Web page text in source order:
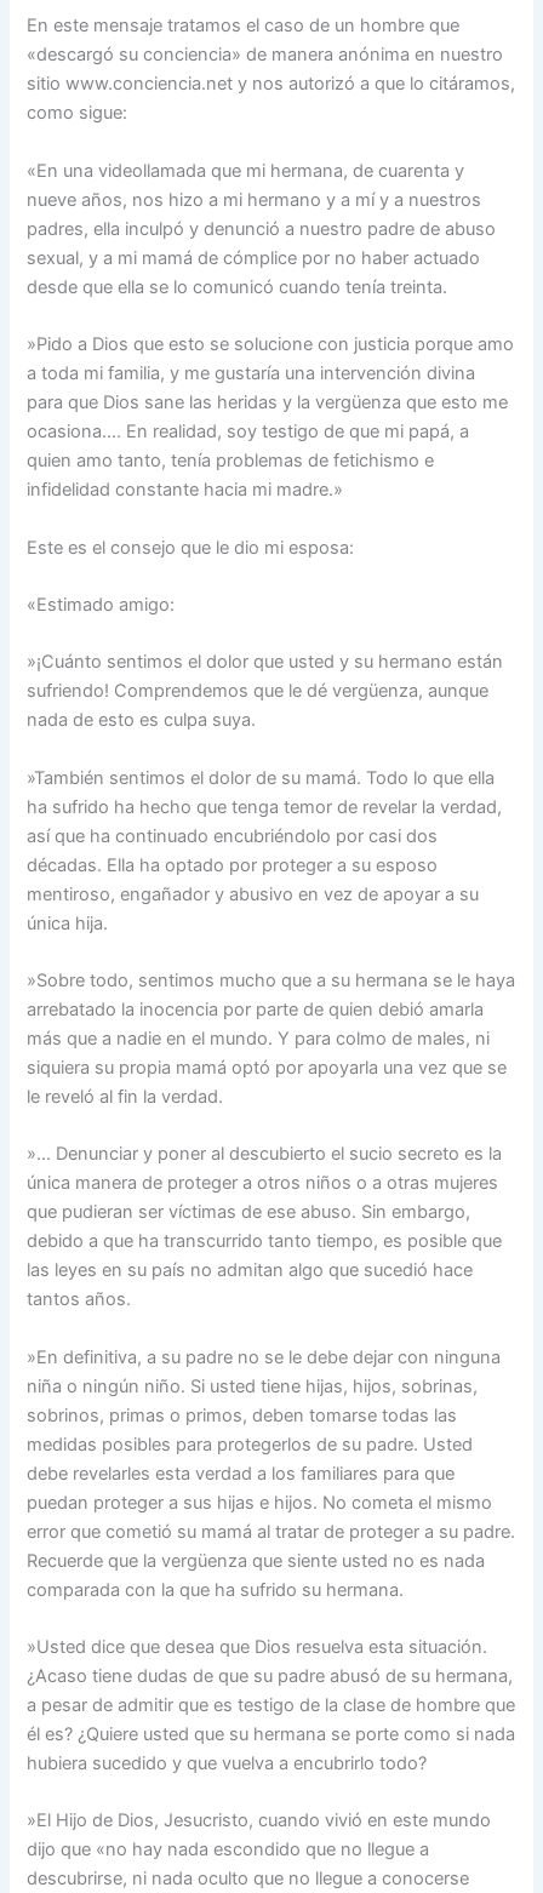
En este mensaje tratamos el caso de un hombre que
«descargó su conciencia» de manera anónima en nuestro
sitio www.conciencia.net y nos autorizó a que lo citáramos,
como sigue:
«En una videollamada que mi hermana, de cuarenta y
nueve años, nos hizo a mi hermano y a mí y a nuestros
padres, ella inculpó y denunció a nuestro padre de abuso
sexual, y a mi mamá de cómplice por no haber actuado
desde que ella se lo comunicó cuando tenía treinta.
»Pido a Dios que esto se solucione con justicia porque amo
a toda mi familia, y me gustaría una intervención divina
para que Dios sane las heridas y la vergüenza que esto me
ocasiona…. En realidad, soy testigo de que mi papá, a
quien amo tanto, tenía problemas de fetichismo e
infidelidad constante hacia mi madre.»
Este es el consejo que le dio mi esposa:
«Estimado amigo:
»¡Cuánto sentimos el dolor que usted y su hermano están
sufriendo! Comprendemos que le dé vergüenza, aunque
nada de esto es culpa suya.
»También sentimos el dolor de su mamá. Todo lo que ella
ha sufrido ha hecho que tenga temor de revelar la verdad,
así que ha continuado encubriéndolo por casi dos
décadas. Ella ha optado por proteger a su esposo
mentiroso, engañador y abusivo en vez de apoyar a su
única hija.
»Sobre todo, sentimos mucho que a su hermana se le haya
arrebatado la inocencia por parte de quien debió amarla
más que a nadie en el mundo. Y para colmo de males, ni
siquiera su propia mamá optó por apoyarla una vez que se
le reveló al fin la verdad.
»… Denunciar y poner al descubierto el sucio secreto es la
única manera de proteger a otros niños o a otras mujeres
que pudieran ser víctimas de ese abuso. Sin embargo,
debido a que ha transcurrido tanto tiempo, es posible que
las leyes en su país no admitan algo que sucedió hace
tantos años.
»En definitiva, a su padre no se le debe dejar con ninguna
niña o ningún niño. Si usted tiene hijas, hijos, sobrinas,
sobrinos, primas o primos, deben tomarse todas las
medidas posibles para protegerlos de su padre. Usted
debe revelarles esta verdad a los familiares para que
puedan proteger a sus hijas e hijos. No cometa el mismo
error que cometió su mamá al tratar de proteger a su padre.
Recuerde que la vergüenza que siente usted no es nada
comparada con la que ha sufrido su hermana.
»Usted dice que desea que Dios resuelva esta situación.
¿Acaso tiene dudas de que su padre abusó de su hermana,
a pesar de admitir que es testigo de la clase de hombre que
él es? ¿Quiere usted que su hermana se porte como si nada
hubiera sucedido y que vuelva a encubrirlo todo?
»El Hijo de Dios, Jesucristo, cuando vivió en este mundo
dijo que «no hay nada escondido que no llegue a
descubrirse, ni nada oculto que no llegue a conocerse